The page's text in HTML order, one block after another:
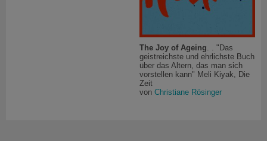
The Joy of Ageing . . "Das
geistreichste und ehrlichste Buch
über das Altern, das man sich
vorstellen kann" Meli Kiyak, Die
Zeit
von Christiane Rösinger